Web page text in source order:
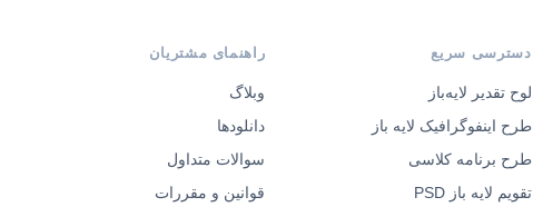
دسترسی سریع
لوح تقدیر لایه‌باز
طرح اینفوگرافیک لایه باز
طرح برنامه کلاسی
تقویم لایه باز PSD
راهنمای مشتریان
وبلاگ
دانلودها
سوالات متداول
قوانین و مقررات